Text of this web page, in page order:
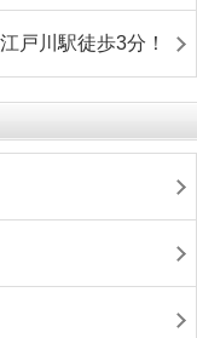
戸川駅徒歩3分！